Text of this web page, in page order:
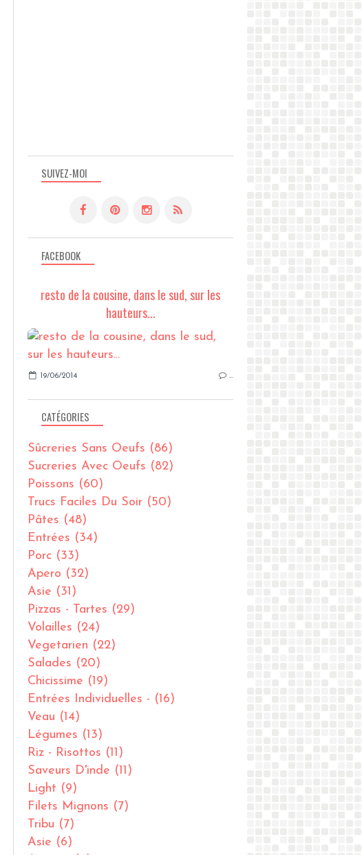
SUIVEZ-MOI
FACEBOOK
resto de la cousine, dans le sud, sur les
hauteurs...
19/06/2014 …
CATÉGORIES
Sûcreries Sans Oeufs (86)
Sucreries Avec Oeufs (82)
Poissons (60)
Trucs Faciles Du Soir (50)
Pâtes (48)
Entrées (34)
Porc (33)
Apero (32)
Asie (31)
Pizzas - Tartes (29)
Volailles (24)
Vegetarien (22)
Salades (20)
Chicissime (19)
Entrées Individuelles - (16)
Veau (14)
Légumes (13)
Riz - Risottos (11)
Saveurs D'inde (11)
Light (9)
Filets Mignons (7)
Tribu (7)
Asie (6)